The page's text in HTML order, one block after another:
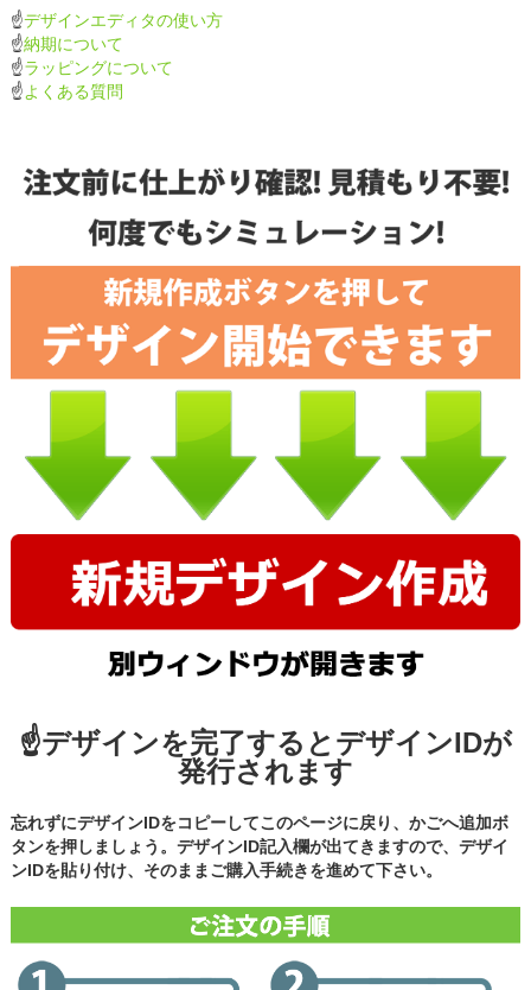
☝デザインエディタの使い方
☝納期について
☝ラッピングについて
☝よくある質問
☝デザインを完了するとデザインIDが
発行されます
忘れずにデザインIDをコピーしてこのページに戻り、かごへ追加ボ
タンを押しましょう。デザインID記入欄が出てきますので、デザイ
ンIDを貼り付け、そのままご購入手続きを進めて下さい。